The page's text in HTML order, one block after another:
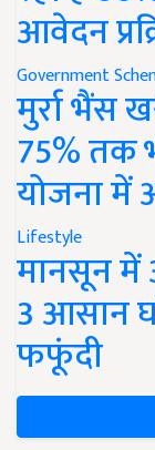
आवेदन
Government
मुर्रा भैंस
75% तक
योजना में
Lifestyle
मानसून में
3 आसान
फफूंदी